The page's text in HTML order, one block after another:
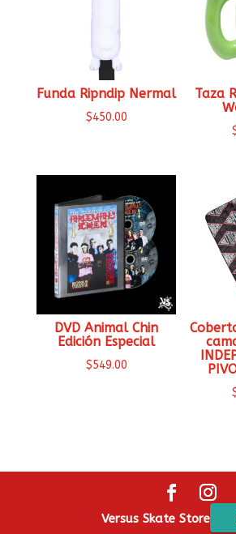
Funda Ripndip Nermal
$450.00
Taza
DVD Animal Chin
Edición Especial
$549.00
Versus Skate Store ®